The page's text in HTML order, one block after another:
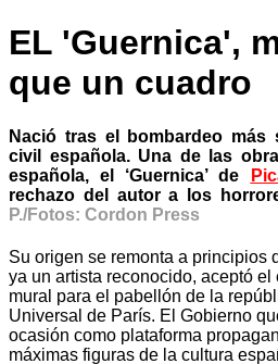
EL 'Guernica',
que un cuadro
Nació tras el bombardeo más
civil española. Una de las
española, el ‘Guernica’ de
rechazo del autor a los
P./Fotos: Cordon Press
Su origen se remonta a principios
ya un artista reconocido, aceptó el
mural para el pabellón de la
Universal de París. El Gobierno
ocasión como plataforma
máximas figuras de la cultura